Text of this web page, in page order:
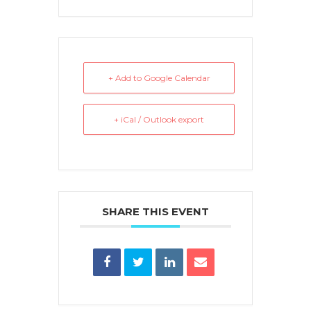
+ Add to Google Calendar
+ iCal / Outlook export
SHARE THIS EVENT